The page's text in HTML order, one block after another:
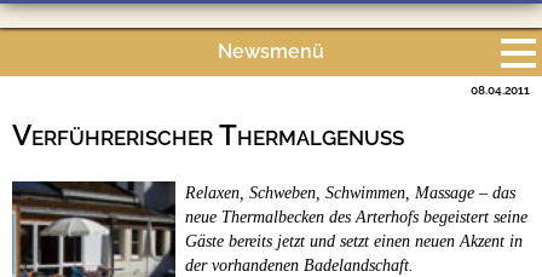
Ganzjährig geöffnet
Newsmenü
Campingplätze
Camping & Caravan
Touristik
Verführerischer Thermalgenuss
08.04.2011
Relaxen, Schweben, Schwimmen, Massage – das
neue Thermalbecken des Arterhofs begeistert seine
Gäste bereits jetzt und setzt einen neuen Akzent in
der vorhandenen Badelandschaft.